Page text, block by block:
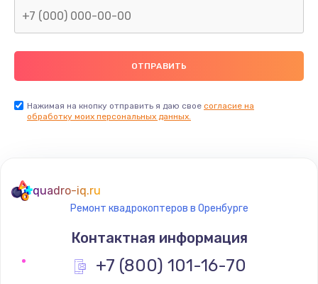
Нажимая на кнопку отправить я даю свое согласие на
обработку моих персональных данных.
quadro-iq.ru
Ремонт квадрокоптеров в Оренбурге
Контактная информация
+7 (800) 101-16-70